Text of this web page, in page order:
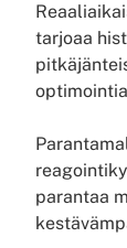
tarjoaa
parantaa